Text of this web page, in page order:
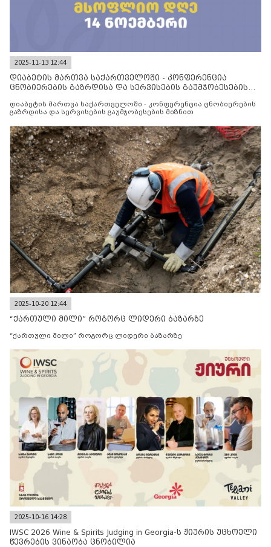
2025-11-13 12:44
დიაბეტის მართვა საქართველოში - კონფერენცია
ცნობიერების გაზრდისა და სერვისების გაუმჯობესების
დიაბეტის მართვა საქართველოში - კონფერენცია ცნობიერების
გაზრდისა და სერვისების გაუმჯობესების მიზნით
2025-10-20 12:44
“ქართული მილი” როგორც ლიდერი ბაზარზე
“ქართული მილი” როგორც ლიდერი ბაზარზე
2025-10-16 14:28
IWSC 2026 Wine & Spirits Judging in Georgia-ს ჟიურის უცხოელი
წევრების ვინაობა ცნობილია